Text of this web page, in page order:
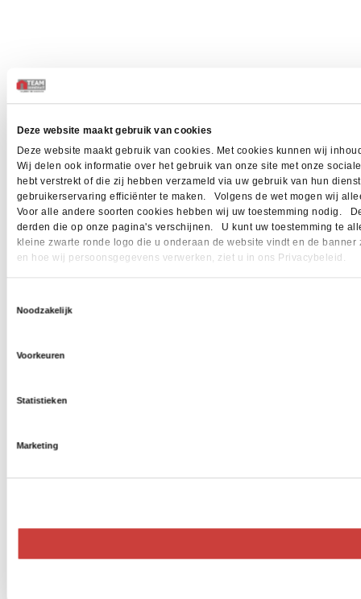
Deze website maakt gebruik van cookies
Deze website maakt gebruik van cookies. Met cookies kunnen wij
Wij delen ook informatie over het gebruik van onze site met onze
hebt verstrekt of die zij hebben verzameld via uw gebruik van hun
gebruikerservaring efficiënter te maken. Volgens de wet mogen wij
Voor alle andere soorten cookies hebben wij uw toestemming nodig.
derden die op onze pagina's verschijnen. U kunt uw toestemming te
kleine zwarte ronde logo die u onderaan de website vindt en de
en hoe wij persoonsgegevens verwerken, ziet u in ons Privacybeleid.
Noodzakelijk
Voorkeuren
Statistieken
Marketing